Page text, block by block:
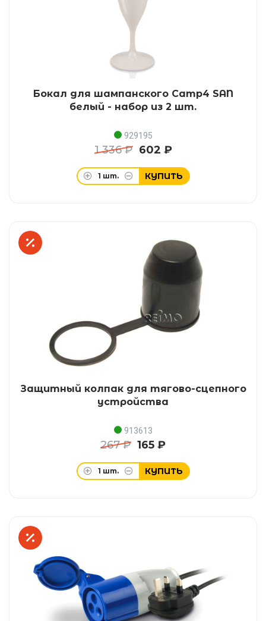
Бокал для шампанского Camp4 SAN
белый - набор из 2 шт.
929195
1 336 ₽ 602 ₽
1 шт. КУПИТЬ
Защитный колпак для тягово-сцепного
устройства
913613
267 ₽ 165 ₽
1 шт. КУПИТЬ